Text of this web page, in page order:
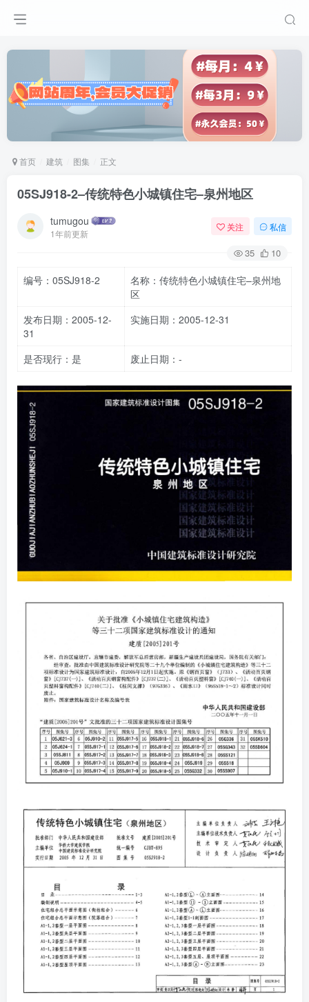
首页 建筑 图集 正文
05SJ918-2–传统特色小城镇住宅–泉州地区
tumugou
1年前更新
关注 私信
35 10
编号：05SJ918-2
名称：传统特色小城镇住宅–泉州地
区
发布日期：2005-12-
31
实施日期：2005-12-31
是否现行：是 废止日期：-